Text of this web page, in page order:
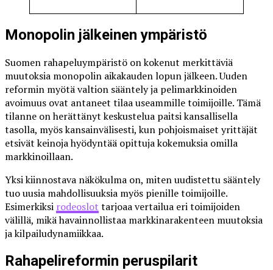
Monopolin jälkeinen ympäristö
Suomen rahapeluympäristö on kokenut merkittäviä
muutoksia monopolin aikakauden lopun jälkeen. Uuden
reformin myötä valtion sääntely ja pelimarkkinoiden
avoimuus ovat antaneet tilaa useammille toimijoille. Tämä
tilanne on herättänyt keskustelua paitsi kansallisella
tasolla, myös kansainvälisesti, kun pohjoismaiset yrittäjät
etsivät keinoja hyödyntää opittuja kokemuksia omilla
markkinoillaan.
Yksi kiinnostava näkökulma on, miten uudistettu sääntely
tuo uusia mahdollisuuksia myös pienille toimijoille.
Esimerkiksi rodeoslot tarjoaa vertailua eri toimijoiden
välillä, mikä havainnollistaa markkinarakenteen muutoksia
ja kilpailudynamiikkaa.
Rahapelireformin peruspilarit